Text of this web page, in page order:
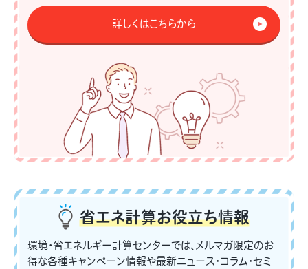
詳しくはこちらから
省エネ計算お役立ち情報
環境・省エネルギー計算センターでは、メルマガ限定のお
得な各種キャンペーン情報や最新ニュース・コラム・セミ